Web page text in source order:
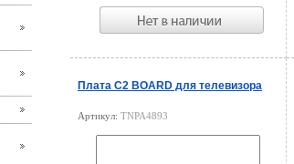
Плата C2 BOARD для телевизора
Артикул: TNPA4893